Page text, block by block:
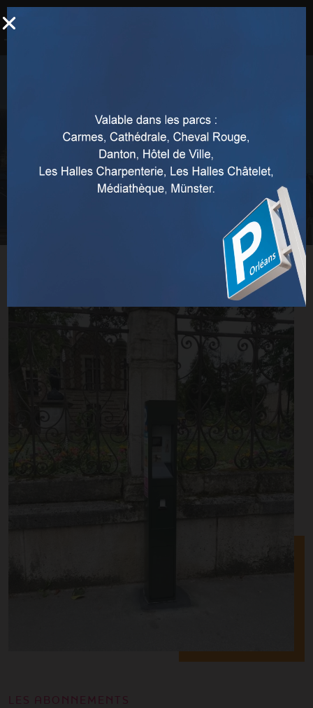
Abonnements voirie
Abonnements voirie
LES ABONNEMENTS